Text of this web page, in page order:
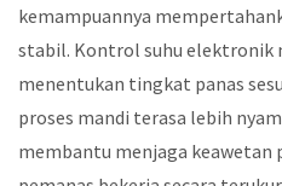
kemampuannya
stabil. Kontrol suhu elektronik
menentukan tingkat panas
proses mandi terasa lebih
membantu menjaga keawetan